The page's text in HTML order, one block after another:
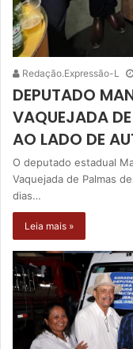
Redação.Expressão-L
DEPUTADO
VAQUEJADA
AO LADO DE
O deputado estadual
Vaquejada de Palmas
dias…
Leia mais »